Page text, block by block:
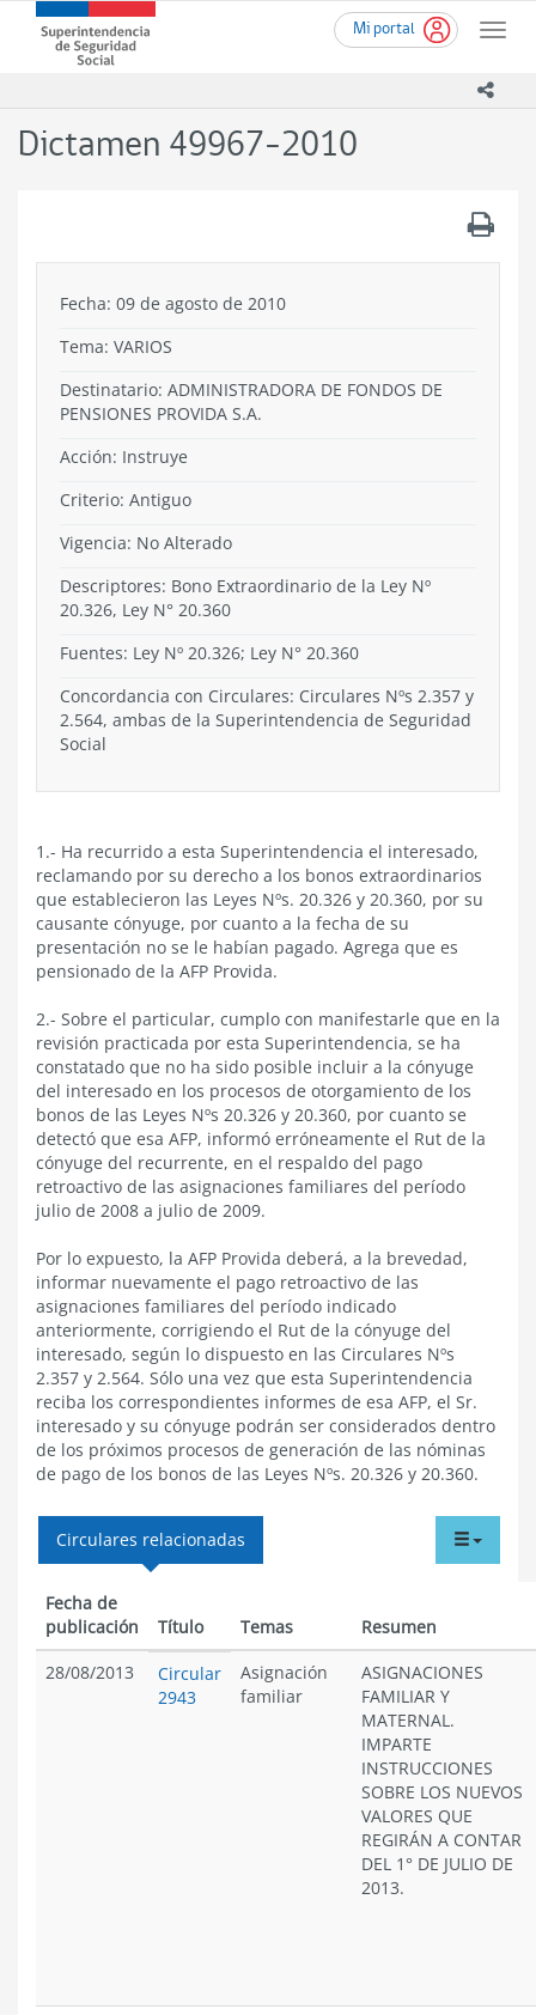
contenido
Mi portal
Toggle
Superintendencia
de
-
Dictamen 49967-2010
Fecha: 09 de agosto de 2010
Tema: VARIOS
Destinatario: ADMINISTRADORA DE FONDOS DE
PENSIONES PROVIDA S.A.
Acción: Instruye
Criterio: Antiguo
Vigencia: No Alterado
Descriptores: Bono Extraordinario de la Ley Nº
20.326, Ley N° 20.360
Fuentes: Ley Nº 20.326; Ley N° 20.360
Concordancia con Circulares: Circulares Nºs 2.357 y
2.564, ambas de la Superintendencia de Seguridad
Social
1.- Ha recurrido a esta Superintendencia el interesado,
reclamando por su derecho a los bonos extraordinarios
que establecieron las Leyes Nºs. 20.326 y 20.360, por su
causante cónyuge, por cuanto a la fecha de su
presentación no se le habían pagado. Agrega que es
pensionado de la AFP Provida.
2.- Sobre el particular, cumplo con manifestarle que en la
revisión practicada por esta Superintendencia, se ha
constatado que no ha sido posible incluir a la cónyuge
del interesado en los procesos de otorgamiento de los
bonos de las Leyes Nºs 20.326 y 20.360, por cuanto se
detectó que esa AFP, informó erróneamente el Rut de la
cónyuge del recurrente, en el respaldo del pago
retroactivo de las asignaciones familiares del período
julio de 2008 a julio de 2009.
Por lo expuesto, la AFP Provida deberá, a la brevedad,
informar nuevamente el pago retroactivo de las
asignaciones familiares del período indicado
anteriormente, corrigiendo el Rut de la cónyuge del
interesado, según lo dispuesto en las Circulares Nºs
2.357 y 2.564. Sólo una vez que esta Superintendencia
reciba los correspondientes informes de esa AFP, el Sr.
interesado y su cónyuge podrán ser considerados dentro
de los próximos procesos de generación de las nóminas
de pago de los bonos de las Leyes Nºs. 20.326 y 20.360.
menu
Circulares relacionadas
Fecha de
publicación
Título Temas
Resumen
28/08/2013
Circular
2943
Asignación
familiar
ASIGNACIONES
FAMILIAR Y
MATERNAL.
IMPARTE
INSTRUCCIONES
SOBRE LOS NUEVOS
VALORES QUE
REGIRÁN A CONTAR
DEL 1° DE JULIO DE
2013.